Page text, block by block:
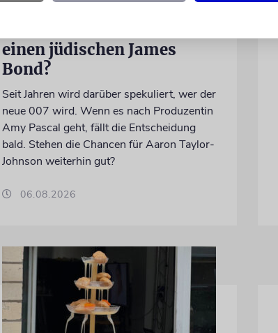
einen jüdischen James
Bond?
Seit Jahren wird darüber spekuliert, wer der
neue 007 wird. Wenn es nach Produzentin
Amy Pascal geht, fällt die Entscheidung
bald. Stehen die Chancen für Aaron Taylor-
Johnson weiterhin gut?
06.08.2026